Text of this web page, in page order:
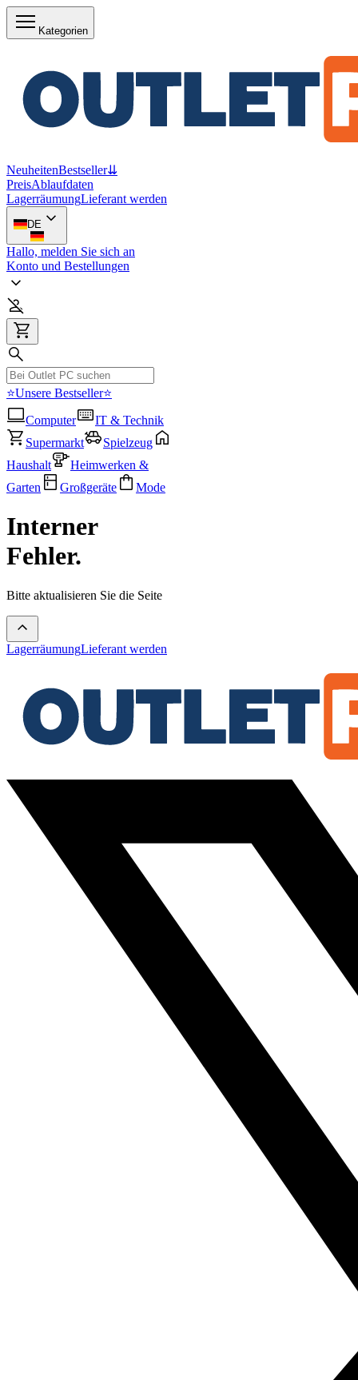
Kategorien
NeuheitenBestseller⇊
PreisAblaufdaten
LagerräumungLieferant werden
DE
Hallo, melden Sie sich an
Konto und Bestellungen
⭐Unsere Bestseller⭐
Computer
IT & Technik
Supermarkt
Spielzeug
Haushalt
Heimwerken &
Garten
Großgeräte Mode
Interner
Fehler.
Bitte aktualisieren Sie die Seite
LagerräumungLieferant werden